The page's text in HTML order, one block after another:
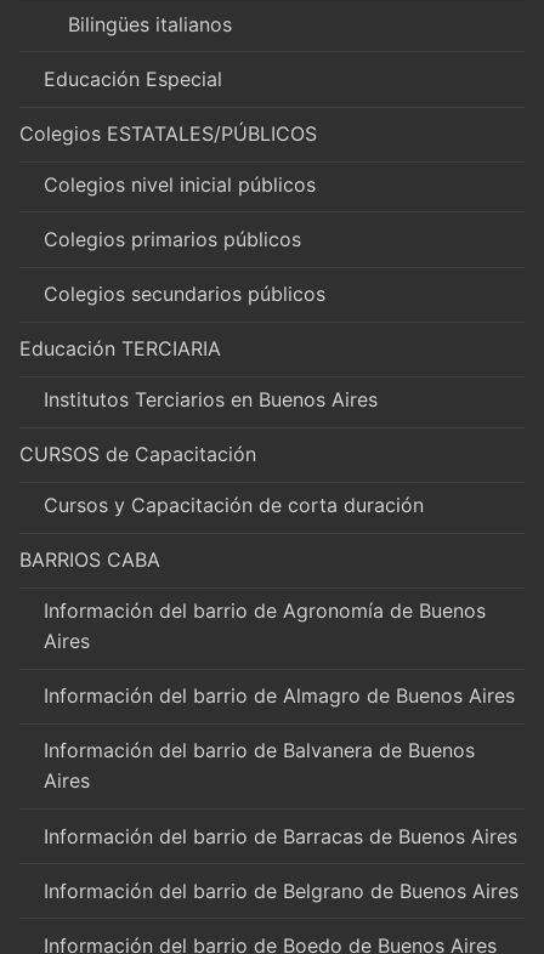
Bilingües italianos
Educación Especial
Colegios ESTATALES/PÚBLICOS
Colegios nivel inicial públicos
Colegios primarios públicos
Colegios secundarios públicos
Educación TERCIARIA
Institutos Terciarios en Buenos Aires
CURSOS de Capacitación
Cursos y Capacitación de corta duración
BARRIOS CABA
Información del barrio de Agronomía de Buenos
Aires
Información del barrio de Almagro de Buenos Aires
Información del barrio de Balvanera de Buenos
Aires
Información del barrio de Barracas de Buenos Aires
Información del barrio de Belgrano de Buenos Aires
Información del barrio de Boedo de Buenos Aires